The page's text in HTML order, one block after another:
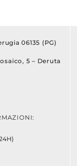
06135 (PG)
5 – Deruta